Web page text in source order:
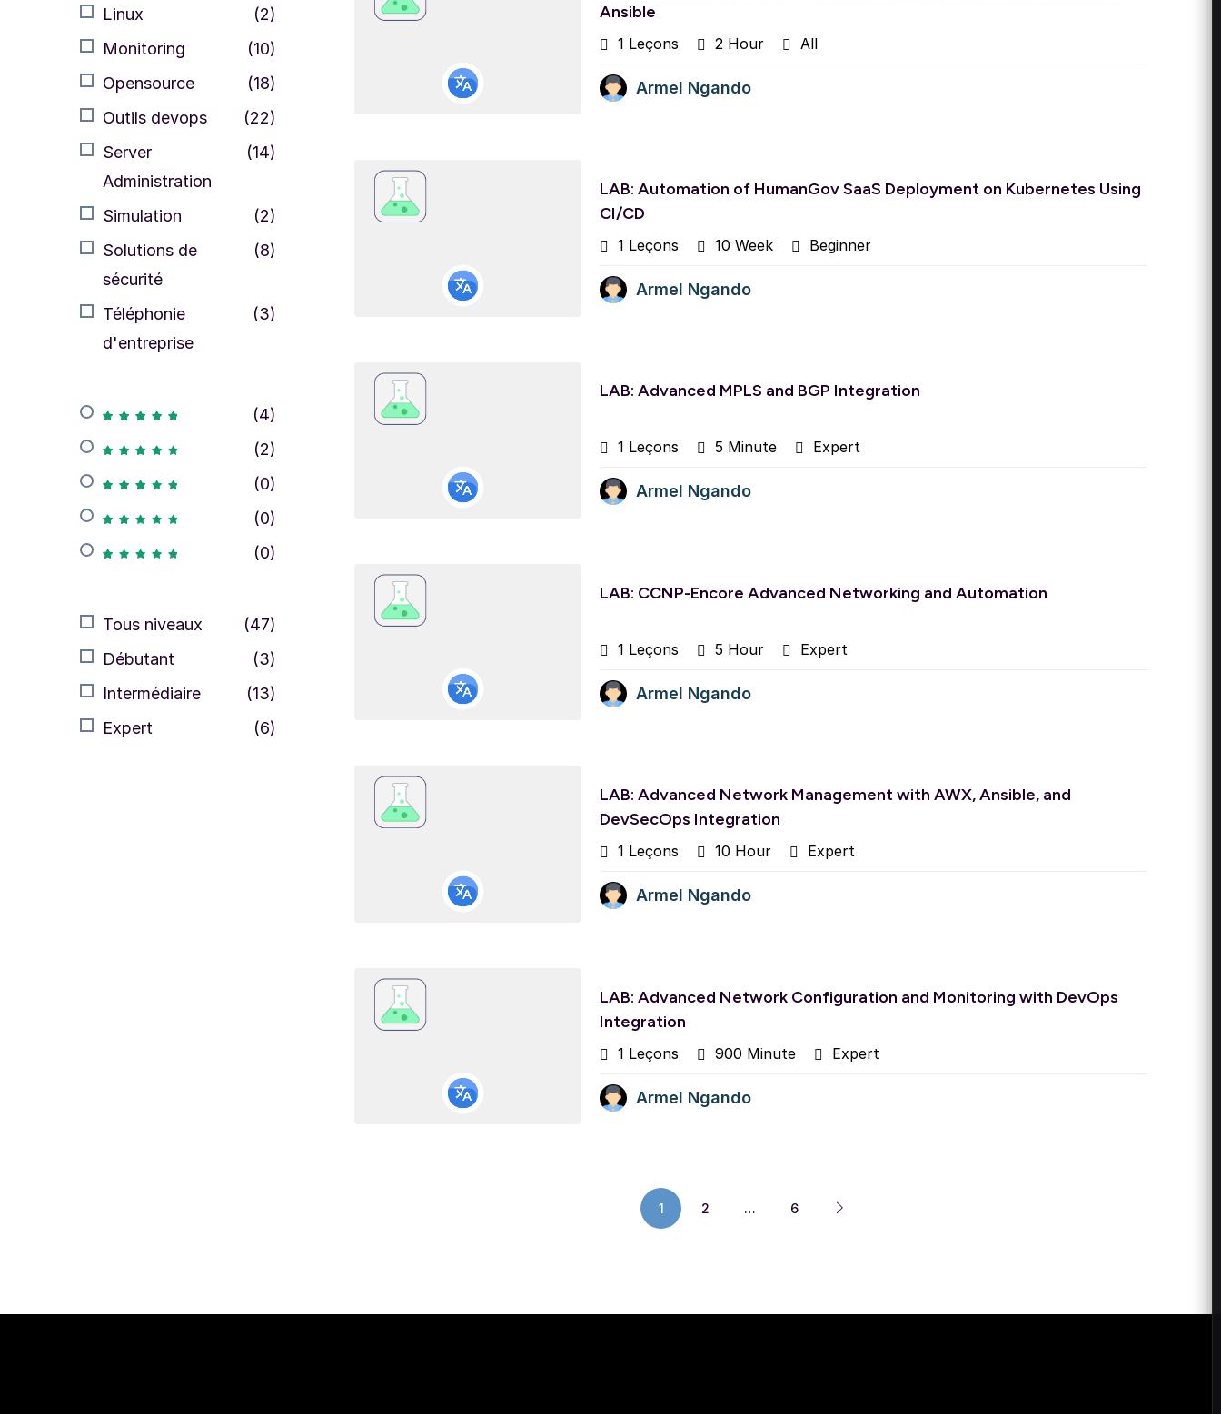
Linux
(2)
Monitoring
(10)
Opensource
(18)
Outils devops
(22)
Server
Administration
(14)
Simulation
(2)
Solutions de
sécurité
(8)
Téléphonie
d'entreprise
(3)
(4)
(2)
(0)
(0)
(0)
Tous niveaux
(47)
Débutant
(3)
Intermédiaire
(13)
Expert
(6)
Ansible
1 Leçons 2 Hour All
Armel Ngando
LAB: Automation of HumanGov SaaS Deployment on Kubernetes Using
CI/CD
1 Leçons 10 Week Beginner
Armel Ngando
LAB: Advanced MPLS and BGP Integration
1 Leçons 5 Minute Expert
Armel Ngando
LAB: CCNP-Encore Advanced Networking and Automation
1 Leçons 5 Hour Expert
Armel Ngando
LAB: Advanced Network Management with AWX, Ansible, and
DevSecOps Integration
1 Leçons 10 Hour Expert
Armel Ngando
LAB: Advanced Network Configuration and Monitoring with DevOps
Integration
1 Leçons 900 Minute Expert
Armel Ngando
1 2 … 6